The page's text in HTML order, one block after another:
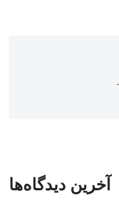
.
آخرین دیدگاه‌ها